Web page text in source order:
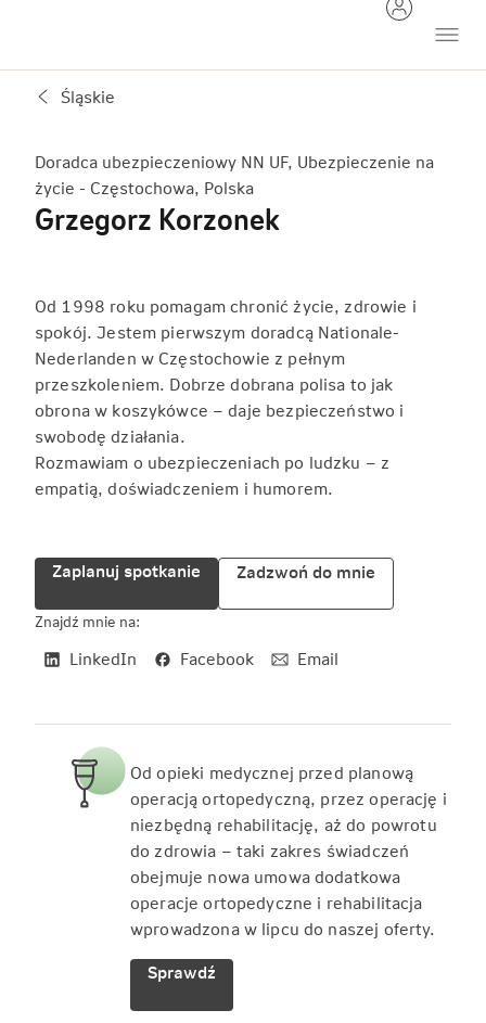
Śląskie
Doradca ubezpieczeniowy NN UF, Ubezpieczenie na
życie - Częstochowa, Polska
Grzegorz Korzonek
Od 1998 roku pomagam chronić życie, zdrowie i
spokój. Jestem pierwszym doradcą Nationale-
Nederlanden w Częstochowie z pełnym
przeszkoleniem. Dobrze dobrana polisa to jak
obrona w koszykówce – daje bezpieczeństwo i
swobodę działania.
Rozmawiam o ubezpieczeniach po ludzku – z
empatią, doświadczeniem i humorem.
Zaplanuj spotkanie Zadzwoń do mnie
Znajdź mnie na:
LinkedIn Facebook Email
Od opieki medycznej przed planową
operacją ortopedyczną, przez operację i
niezbędną rehabilitację, aż do powrotu
do zdrowia – taki zakres świadczeń
obejmuje nowa umowa dodatkowa
operacje ortopedyczne i rehabilitacja
wprowadzona w lipcu do naszej oferty.
Sprawdź